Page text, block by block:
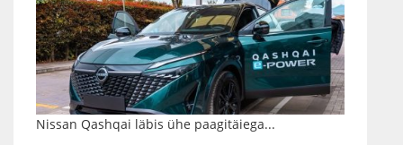
Nissan Qashqai läbis ühe paagitäiega...